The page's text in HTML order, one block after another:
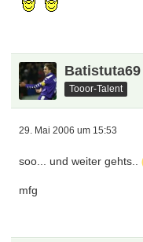
Batistuta69
Tooor-Talent
29. Mai 2006 um 15:53
soo... und weiter gehts..
mfg